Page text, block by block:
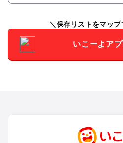
保存リストをマップ
いこーよア